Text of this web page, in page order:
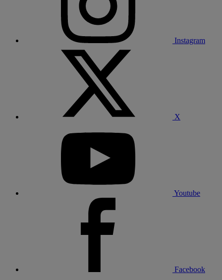
Instagram
X
Youtube
Facebook